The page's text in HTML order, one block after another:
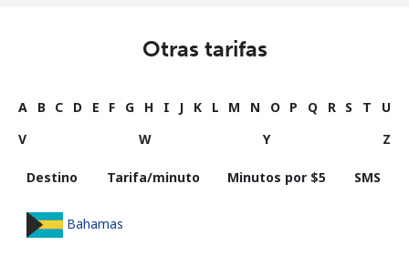
Otras tarifas
A B C D E F G H I J K L M N O P Q R S T
U
V
W Y Z
Destino Tarifa/minuto Minutos por ⁦$5⁩ SMS
Bahamas